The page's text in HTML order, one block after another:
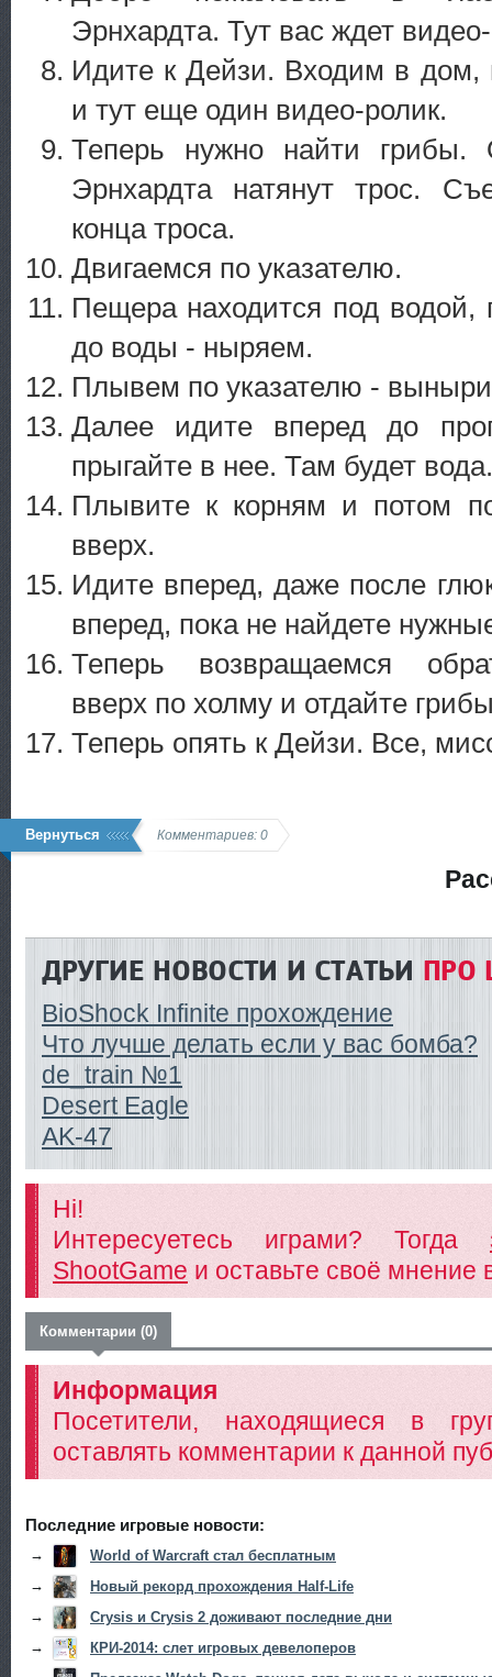
Эрнхардта. Тут вас ждет
Идите к Дейзи. Входим в дом,
и тут еще один видео-ролик.
Теперь нужно найти
Эрнхардта натянут трос.
конца троса.
Двигаемся по указателю.
Пещера находится под водой,
до воды - ныряем.
Плывем по указателю -
Далее идите вперед до
прыгайте в нее. Там будет вода.
Плывите к корням и потом
вверх.
Идите вперед, даже после
вперед, пока не найдете
Теперь возвращаемся
вверх по холму и отдайте
Теперь опять к Дейзи. Все,
Вернуться Комментариев: 0
ДРУГИЕ НОВОСТИ И СТАТЬИ ПРО
BioShock Infinite прохождение
Что лучше делать если у вас бомба?
de_train №1
Desert Eagle
AK-47
Hi!
Интересуетесь играми? Тогда
ShootGame и оставьте своё мнение
Комментарии (0)
Информация
Посетители, находящиеся в
оставлять комментарии к данной
Последние игровые новости:
→
World of Warcraft стал бесплатным
→
Новый рекорд прохождения Half-Life
→
Crysis и Crysis 2 доживают последние дни
→
КРИ-2014: слет игровых девелоперов